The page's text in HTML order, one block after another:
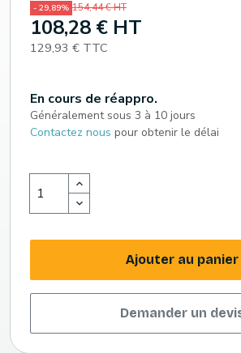
- 29,89% 154,44 € HT
108,28 € HT
129,93 € TTC
En cours de réappro.
Généralement sous 3 à 10 jours
Contactez nous pour obtenir le délai
Ajouter au panier
Demander un